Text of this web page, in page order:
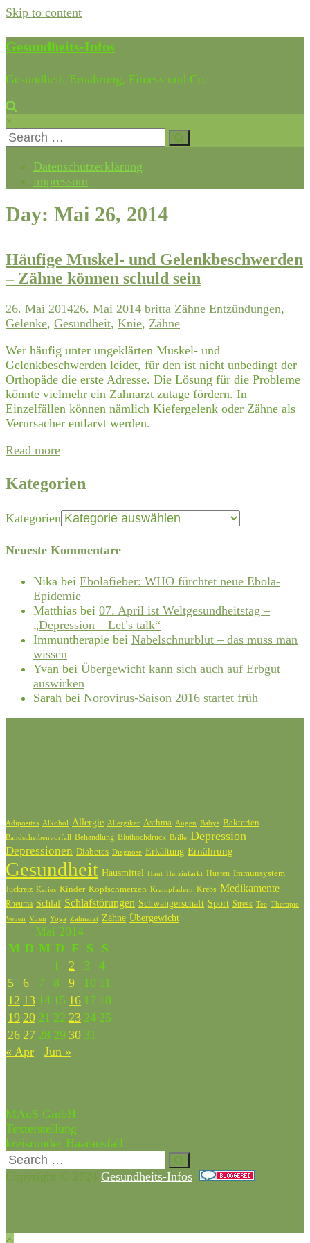
Skip to content
Gesundheits-Infos
Gesundheit, Ernährung, Fitness und Co.
×
Datenschutzerklärung
impressum
Day: Mai 26, 2014
Häufige Muskel- und Gelenkbeschwerden
– Zähne können schuld sein
26. Mai 201426. Mai 2014 britta Zähne Entzündungen,
Gelenke, Gesundheit, Knie, Zähne
Wer häufig unter ungeklärten Muskel- und
Gelenkbeschwerden leidet, für den ist nicht unbedingt der
Orthopäde die erste Adresse. Die Lösung für die Probleme
könnte vielmehr ein Zahnarzt zutage fördern. In
Einzelfällen können nämlich Kiefergelenk oder Zähne als
Verursacher entlarvt werden.
Read more
Kategorien
Kategorien
Neueste Kommentare
Nika bei Ebolafieber: WHO fürchtet neue Ebola-
Epidemie
Matthias bei 07. April ist Weltgesundheitstag –
„Depression – Let’s talk“
Immuntherapie bei Nabelschnurblut – das muss man
wissen
Yvan bei Übergewicht kann sich auch auf Erbgut
auswirken
Sarah bei Norovirus-Saison 2016 startet früh
Adipositas Alkohol Allergie Allergiker Asthma Augen Babys Bakterien
Bandscheibenvorfall Behandlung Bluthochdruck Brille Depression
Depressionen Diabetes Diagnose Erkältung Ernährung
Gesundheit Hausmittel Haut Herzinfarkt Husten Immunsystem
Juckreiz Karies Kinder Kopfschmerzen Krampfadern Krebs Medikamente
Rheuma Schlaf Schlafstörungen Schwangerschaft Sport Stress Tee Therapie
Venen Viren Yoga Zahnarzt Zähne Übergewicht
Mai 2014
M D M D F S
S
1
2 3
4
5
6 7 8 9 10 11
12 13 14 15 16 17 18
19 20 21 22 23 24 25
26 27 28 29 30 31
« Apr
Jun »
MAuS GmbH
Texterstellung
kreisrunder Haarausfall
Copyright © 2024 Gesundheits-Infos.